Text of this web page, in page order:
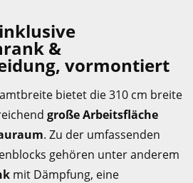
&
vormontiert
bietet die 310 cm breite
große Arbeitsfläche
. Zu der umfassenden
gehören unter anderem
mit Dämpfung, eine